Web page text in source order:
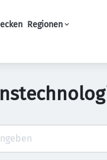
Regionen